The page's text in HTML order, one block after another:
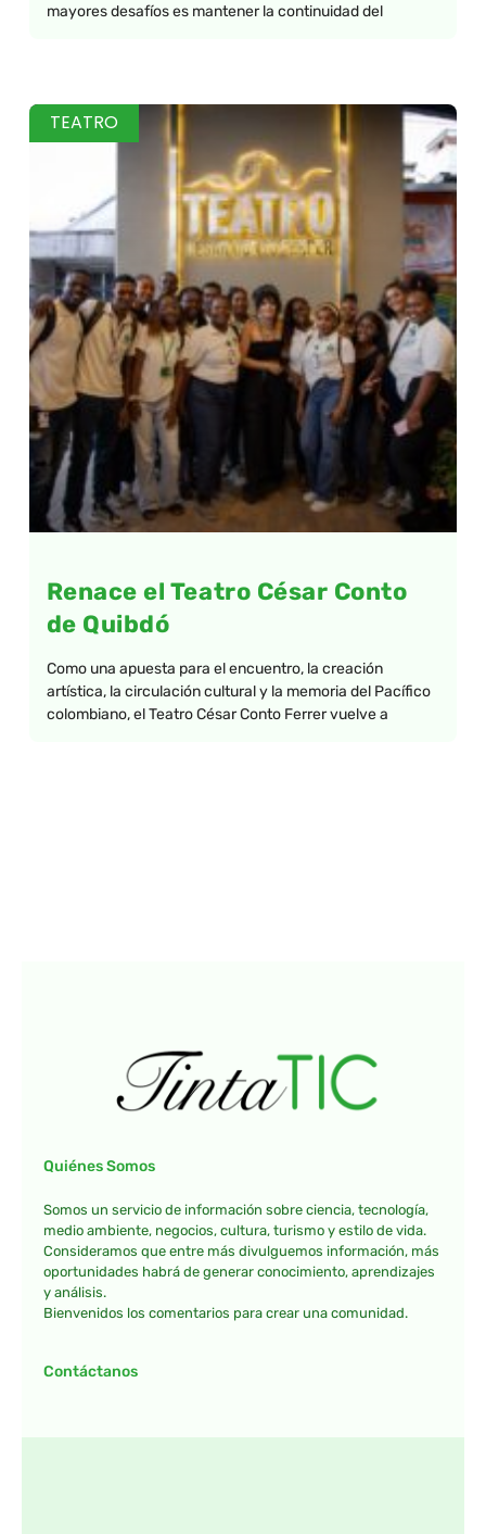
mayores desafíos es mantener la continuidad del
TEATRO
Renace el Teatro César Conto
de Quibdó
Como una apuesta para el encuentro, la creación
artística, la circulación cultural y la memoria del Pacífico
colombiano, el Teatro César Conto Ferrer vuelve a
Quiénes Somos
Somos un servicio de información sobre ciencia, tecnología,
medio ambiente, negocios, cultura, turismo y estilo de vida.
Consideramos que entre más divulguemos información, más
oportunidades habrá de generar conocimiento, aprendizajes
y análisis.
Bienvenidos los comentarios para crear una comunidad.
Contáctanos